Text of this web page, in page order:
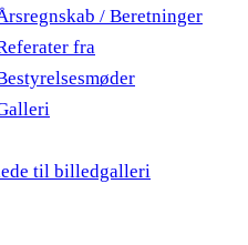
/ Beretninger
fra
til billedgalleri